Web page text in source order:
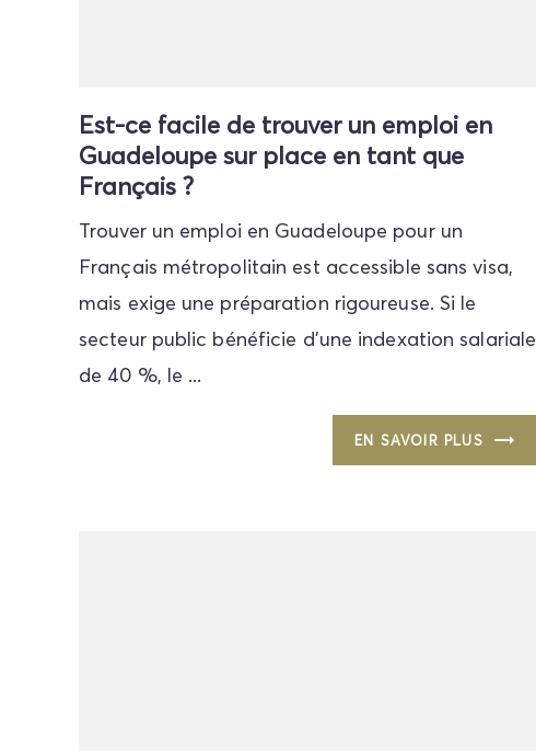
Est-ce facile de trouver un emploi en
Guadeloupe sur place en tant que
Français ?
Trouver un emploi en Guadeloupe pour un
Français métropolitain est accessible sans visa,
mais exige une préparation rigoureuse. Si le
secteur public bénéficie d'une indexation salariale
de 40 %, le ...
EN SAVOIR PLUS